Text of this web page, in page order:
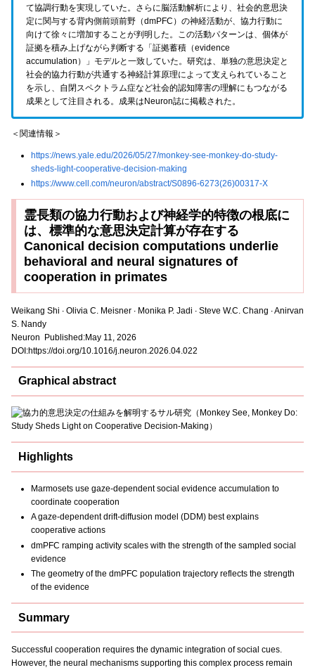
て協調行動を実現していた。さらに脳活動解析により、社会的意思決
定に関与する背内側前頭前野（dmPFC）の神経活動が、協力行動に
向けて徐々に増加することが判明した。この活動パターンは、個体が
証拠を積み上げながら判断する「証拠蓄積（evidence
accumulation）」モデルと一致していた。研究は、単独の意思決定と
社会的協力行動が共通する神経計算原理によって支えられていること
を示し、自閉スペクトラム症など社会的認知障害の理解にもつながる
成果として注目される。成果はNeuron誌に掲載された。
＜関連情報＞
https://news.yale.edu/2026/05/27/monkey-see-monkey-do-study-
sheds-light-cooperative-decision-making
https://www.cell.com/neuron/abstract/S0896-6273(26)00317-X
霊長類の協力行動および神経学的特徴の根底に
は、標準的な意思決定計算が存在する
Canonical decision computations underlie
behavioral and neural signatures of
cooperation in primates
Weikang Shi ∙ Olivia C. Meisner ∙ Monika P. Jadi ∙ Steve W.C. Chang ∙ Anirvan
S. Nandy
Neuron Published:May 11, 2026
DOI:https://doi.org/10.1016/j.neuron.2026.04.022
Graphical abstract
Highlights
Marmosets use gaze-dependent social evidence accumulation to
coordinate cooperation
A gaze-dependent drift-diffusion model (DDM) best explains
cooperative actions
dmPFC ramping activity scales with the strength of the sampled social
evidence
The geometry of the dmPFC population trajectory reflects the strength
of the evidence
Summary
Successful cooperation requires the dynamic integration of social cues.
However, the neural mechanisms supporting this complex process remain